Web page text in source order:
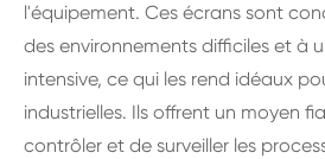
l'équipement. Ces écrans sont
des environnements difficiles et à
intensive, ce qui les rend idéaux
industrielles. Ils offrent un moyen
contrôler et de surveiller les